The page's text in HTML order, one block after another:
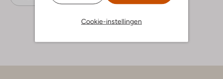
Cookie-instellingen